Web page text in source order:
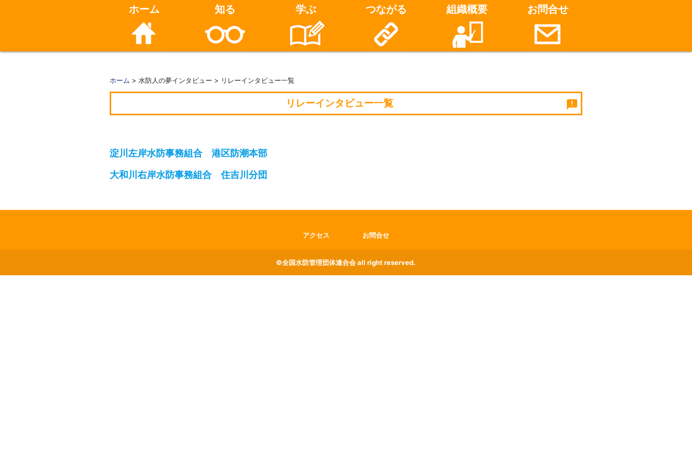
ホーム 知る 学ぶ つながる 組織概要 お問合せ
ホーム > 水防人の夢インタビュー > リレーインタビュー一覧
リレーインタビュー一覧 announcement
淀川左岸水防事務組合 港区防潮本部
大和川右岸水防事務組合 住吉川分団
アクセス お問合せ
©全国水防管理団体連合会 all right reserved.